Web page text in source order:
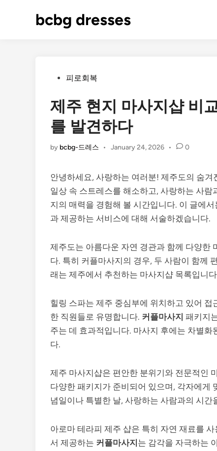
bcbg dresses
Posted피로회복
제주 현지 마사지샵 비
를 발견하다
by bcbg-드레스 • January 24, 2026 • 0
안녕하세요, 사랑하는 여러분! 제주도의 숨
일상 속 스트레스를 해소하고, 사랑하는 사
지의 매력을 경험해 볼 시간입니다. 이 글에
과 제공하는 서비스에 대해 서술하겠습니다.
제주도는 아름다운 자연 경관과 함께 다양한
다. 특히 커플마사지의 경우, 두 사람이 함께
래는 제주에서 추천하는 마사지샵 목록입니
힐링 스파는 제주 중심부에 위치하고 있어
한 직원들로 유명합니다. 커플마사지 패키지
주는 데 효과적입니다. 마사지 후에는 차별
다.
제주 마사지샵은 편안한 분위기와 전문적인
다양한 패키지가 준비되어 있으며, 각자에게
념일이나 특별한 날, 사랑하는 사람과의 시
아로마 테라피 제주 샵은 특히 자연 재료를
서 제공하는 커플마사지 는 감각을 자극하는